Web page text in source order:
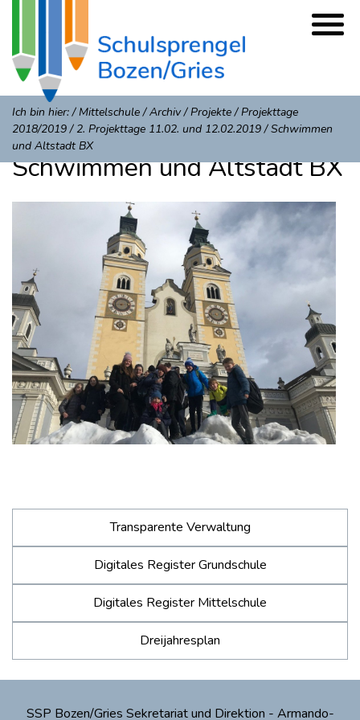
Ich bin hier:/Mittelschule/Archiv/Projekte/Projekttage
2018/2019/ 2. Projekttage 11.02. und 12.02.2019/Schwimmen
und Altstadt BX
Schwimmen und Altstadt BX
Transparente Verwaltung
Digitales Register Grundschule
Digitales Register Mittelschule
Dreijahresplan
SSP Bozen/Gries Sekretariat und Direktion - Armando-